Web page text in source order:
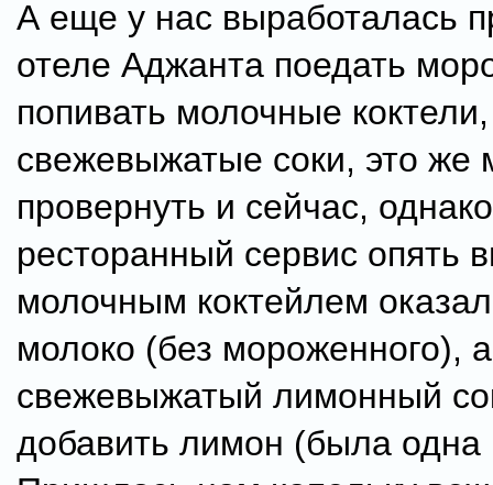
А еще у нас выработалась
отеле Аджанта поедать
попивать молочные
свежевыжатые соки, это же
провернуть и сейчас,
ресторанный сервис опять
молочным коктейлем
молоко (без мороженного),
свежевыжатый лимонный
добавить лимон (была одна